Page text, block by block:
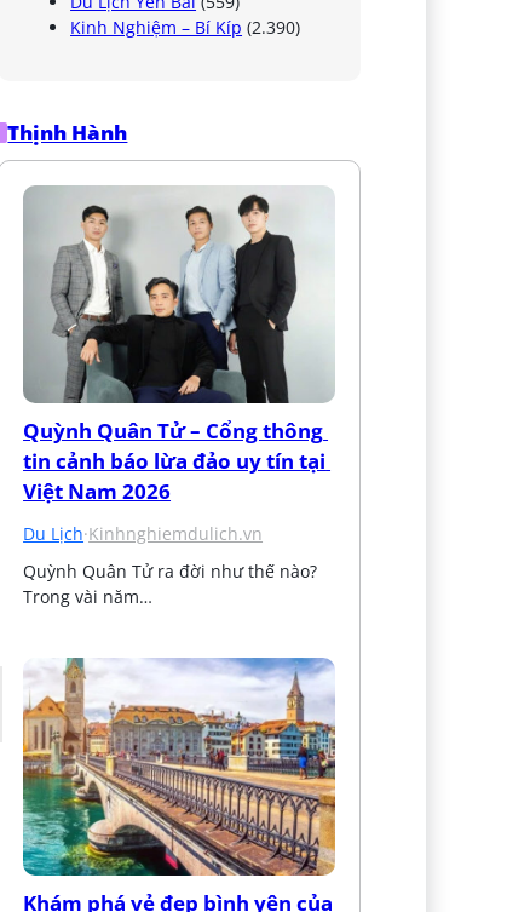
Kinh Nghiệm – Bí Kíp (2.390)
Thịnh Hành
Quỳnh Quân Tử – Cổng thông
tin cảnh báo lừa đảo uy tín tại
Việt Nam 2026
Du Lịch·Kinhnghiemdulich.vn
Quỳnh Quân Tử ra đời như thế nào?
Trong vài năm…
Khám phá vẻ đẹp bình yên của